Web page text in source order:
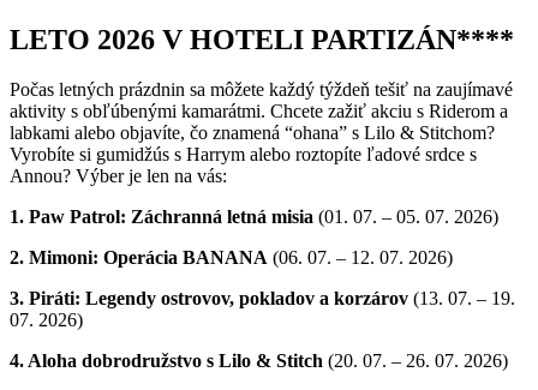
LETO 2026 V HOTELI PARTIZÁN****
Počas letných prázdnin sa môžete každý týždeň tešiť na zaujímavé
aktivity s obľúbenými kamarátmi. Chcete zažiť akciu s Riderom a
labkami alebo objavíte, čo znamená “ohana” s Lilo & Stitchom?
Vyrobíte si gumidžús s Harrym alebo roztopíte ľadové srdce s
Annou? Výber je len na vás:
1. Paw Patrol: Záchranná letná misia (01. 07. – 05. 07. 2026)
2. Mimoni: Operácia BANANA (06. 07. – 12. 07. 2026)
3. Piráti: Legendy ostrovov, pokladov a korzárov (13. 07. – 19.
07. 2026)
4. Aloha dobrodružstvo s Lilo & Stitch (20. 07. – 26. 07. 2026)